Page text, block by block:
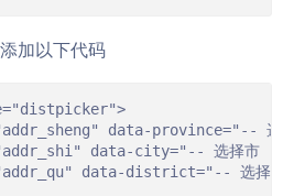
加以下代码
data-province="-- 选择
data-city="-- 选择市 --
data-district="-- 选择区